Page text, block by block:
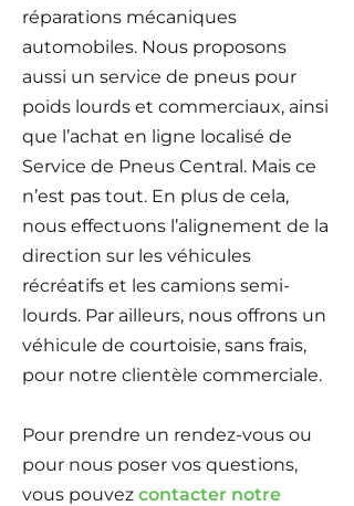
réparations mécaniques
automobiles. Nous proposons
aussi un service de pneus pour
poids lourds et commerciaux, ainsi
que l’achat en ligne localisé de
Service de Pneus Central. Mais ce
n’est pas tout. En plus de cela,
nous effectuons l’alignement de la
direction sur les véhicules
récréatifs et les camions semi-
lourds. Par ailleurs, nous offrons un
véhicule de courtoisie, sans frais,
pour notre clientèle commerciale.
Pour prendre un rendez-vous ou
pour nous poser vos questions,
vous pouvez contacter notre